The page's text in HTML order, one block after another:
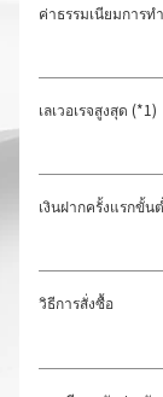
ค่าธรรมเนียมการท
เลเวอเรจสูงสุด (*1)
เงินฝากครั้งแรกขั้น
วิธีการสั่งซื้อ